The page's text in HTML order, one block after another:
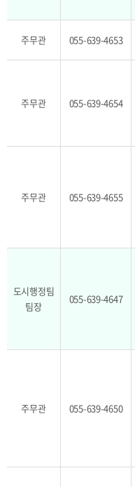
주무관 055-639-4653
주무관 055-639-4654
주무관 055-639-4655
도시행정팀
팀장
055-639-4647
주무관 055-639-4650